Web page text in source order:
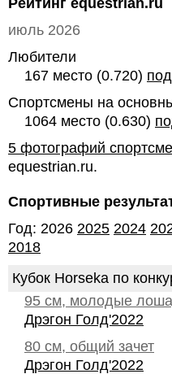
Рейтинг equestrian.ru
июль 2026
Любители
167 место (0.720)
Спортсмены на
1064 место (0.630)
5 фотографий
equestrian.ru.
Спортивные
Год: 2026 2025 2024
2018
Кубок Horseka по
95 см, молодые
Дрэгон Голд'2022
80 см, общий зачет
Дрэгон Голд'2022